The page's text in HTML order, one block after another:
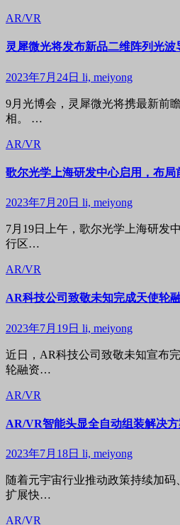
AR/VR
灵犀微光将发布新品二维阵列光波
2023年7月24日 li, meiyong
9月光博会，灵犀微光将携最新前
相。 …
AR/VR
歌尔光学上海研发中心启用，布
2023年7月20日 li, meiyong
7月19日上午，歌尔光学上海研发
行区…
AR/VR
AR科技公司致敬未知完成天使轮
2023年7月19日 li, meiyong
近日，AR科技公司致敬未知宣布
轮融资…
AR/VR
AR/VR智能头显全自动组装解决
2023年7月18日 li, meiyong
随着元宇宙行业推动政策持续加
扩展快…
AR/VR